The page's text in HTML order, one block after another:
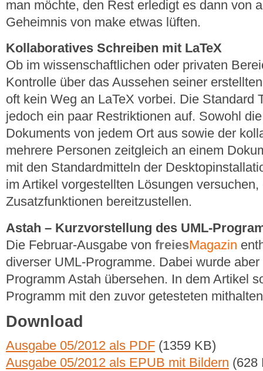
man möchte, den Rest erledigt es dann von
Geheimnis von make etwas lüften.
Kollaboratives Schreiben mit LaTeX
Ob im wissenschaftlichen oder privaten
Kontrolle über das Aussehen seiner
oft kein Weg an LaTeX vorbei. Die Standard
jedoch ein paar Restriktionen auf. Sowohl
Dokuments von jedem Ort aus sowie der
mehrere Personen zeitgleich an einem
mit den Standardmitteln der
im Artikel vorgestellten Lösungen
Zusatzfunktionen bereitzustellen.
Astah – Kurzvorstellung des UML-
Die Februar-Ausgabe von freiesMagazin
diverser UML-Programme. Dabei wurde
Programm Astah übersehen. In dem Artikel
Programm mit den zuvor getesteten
Download
Ausgabe 05/2012 als PDF (1359 KB)
Ausgabe 05/2012 als EPUB mit Bildern (628